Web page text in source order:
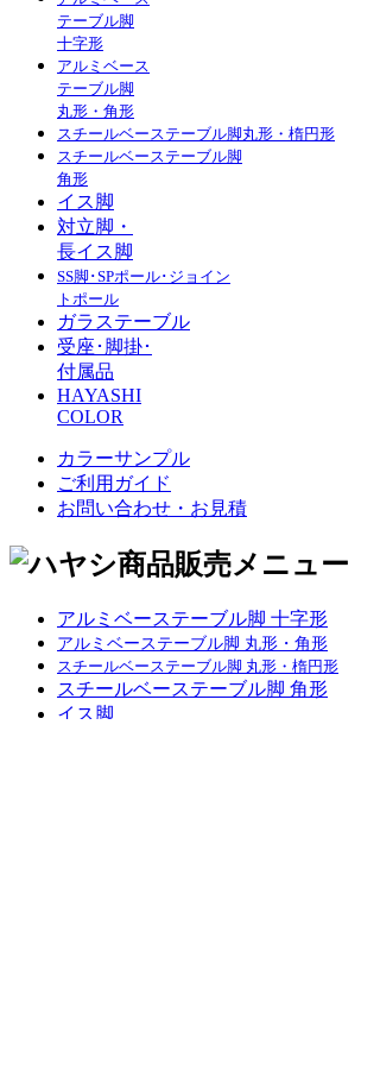
テーブル脚
十字形
アルミベース
テーブル脚
丸形・角形
スチールベーステーブル脚丸形・楕円形
スチールベーステーブル脚
角形
イス脚
対立脚・
長イス脚
SS脚･SPポール･ジョイン
トポール
ガラステーブル
受座･脚掛･
付属品
HAYASHI
COLOR
カラーサンプル
ご利用ガイド
お問い合わせ・お見積
アルミベーステーブル脚 十字形
アルミベーステーブル脚 丸形・角形
スチールベーステーブル脚 丸形・楕円形
スチールベーステーブル脚 角形
イス脚